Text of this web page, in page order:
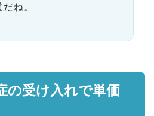
ね。
の受け入れで単価